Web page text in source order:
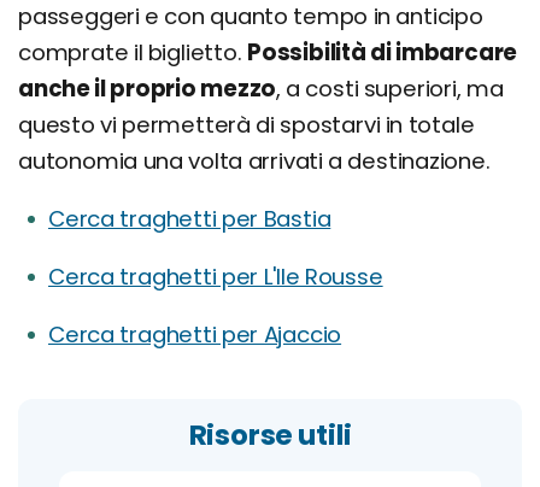
passeggeri e con quanto tempo in anticipo
comprate il biglietto. Possibilità di imbarcare
anche il proprio mezzo, a costi superiori, ma
questo vi permetterà di spostarvi in totale
autonomia una volta arrivati a destinazione.
Cerca traghetti per Bastia
Cerca traghetti per L'Ile Rousse
Cerca traghetti per Ajaccio
Risorse utili